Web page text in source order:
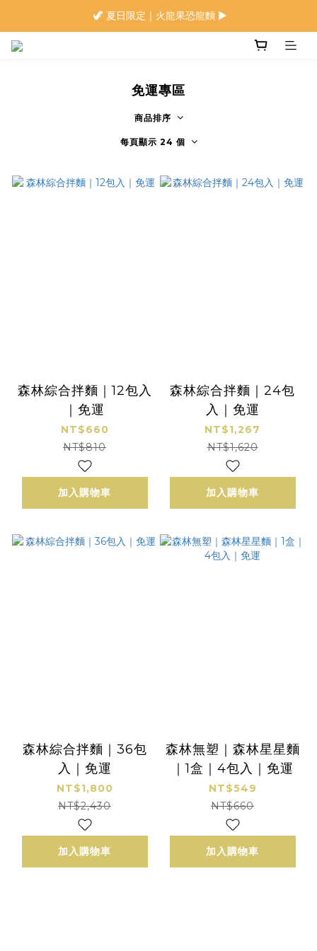
🍜 限量下單即贈 ▶︎ 南瓜x麻油拌麵1包(登入會員)
🦖 夏日限定｜火龍果恐龍麵 ▶︎
免運專區
商品排序
每頁顯示 24 個
森林綜合拌麵｜12包入
｜免運
NT$660
NT$810
加入購物車
森林綜合拌麵｜24包
入｜免運
NT$1,267
NT$1,620
加入購物車
森林綜合拌麵｜36包
入｜免運
NT$1,800
NT$2,430
加入購物車
森林無塑｜森林星星麵
｜1盒｜4包入｜免運
NT$549
NT$660
加入購物車